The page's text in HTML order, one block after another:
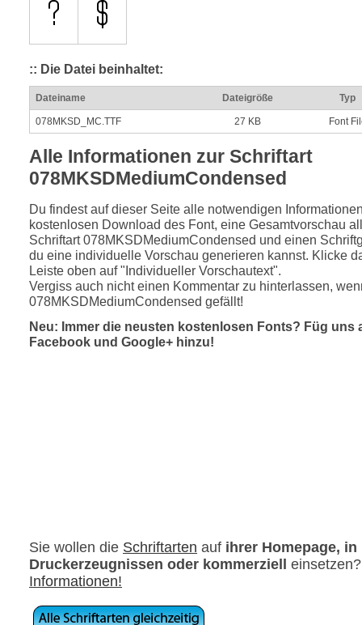
:: Die Datei beinhaltet:
Dateiname Dateigröße Typ
078MKSD_MC.TTF 27 KB Font
Alle Informationen zur Schriftart
078MKSDMediumCondensed
Du findest auf dieser Seite alle notwendigen
kostenlosen Download des Font, eine Gesamtvorschau
Schriftart 078MKSDMediumCondensed und einen
du eine individuelle Vorschau generieren kannst. Klicke
Leiste oben auf "Individueller Vorschautext".
Vergiss auch nicht einen Kommentar zu hinterlassen,
078MKSDMediumCondensed gefällt!
Neu: Immer die neusten kostenlosen Fonts? Füg uns
Facebook und Google+ hinzu!
Sie wollen die Schriftarten auf ihrer Homepage, in
Druckerzeugnissen oder kommerziell
Informationen!